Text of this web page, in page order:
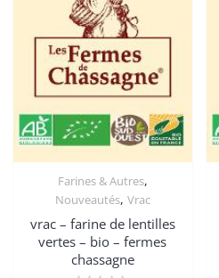
Farines & Autres,
Nouveautés, Vrac
vrac – farine de lentilles
vertes – bio – fermes
chassagne